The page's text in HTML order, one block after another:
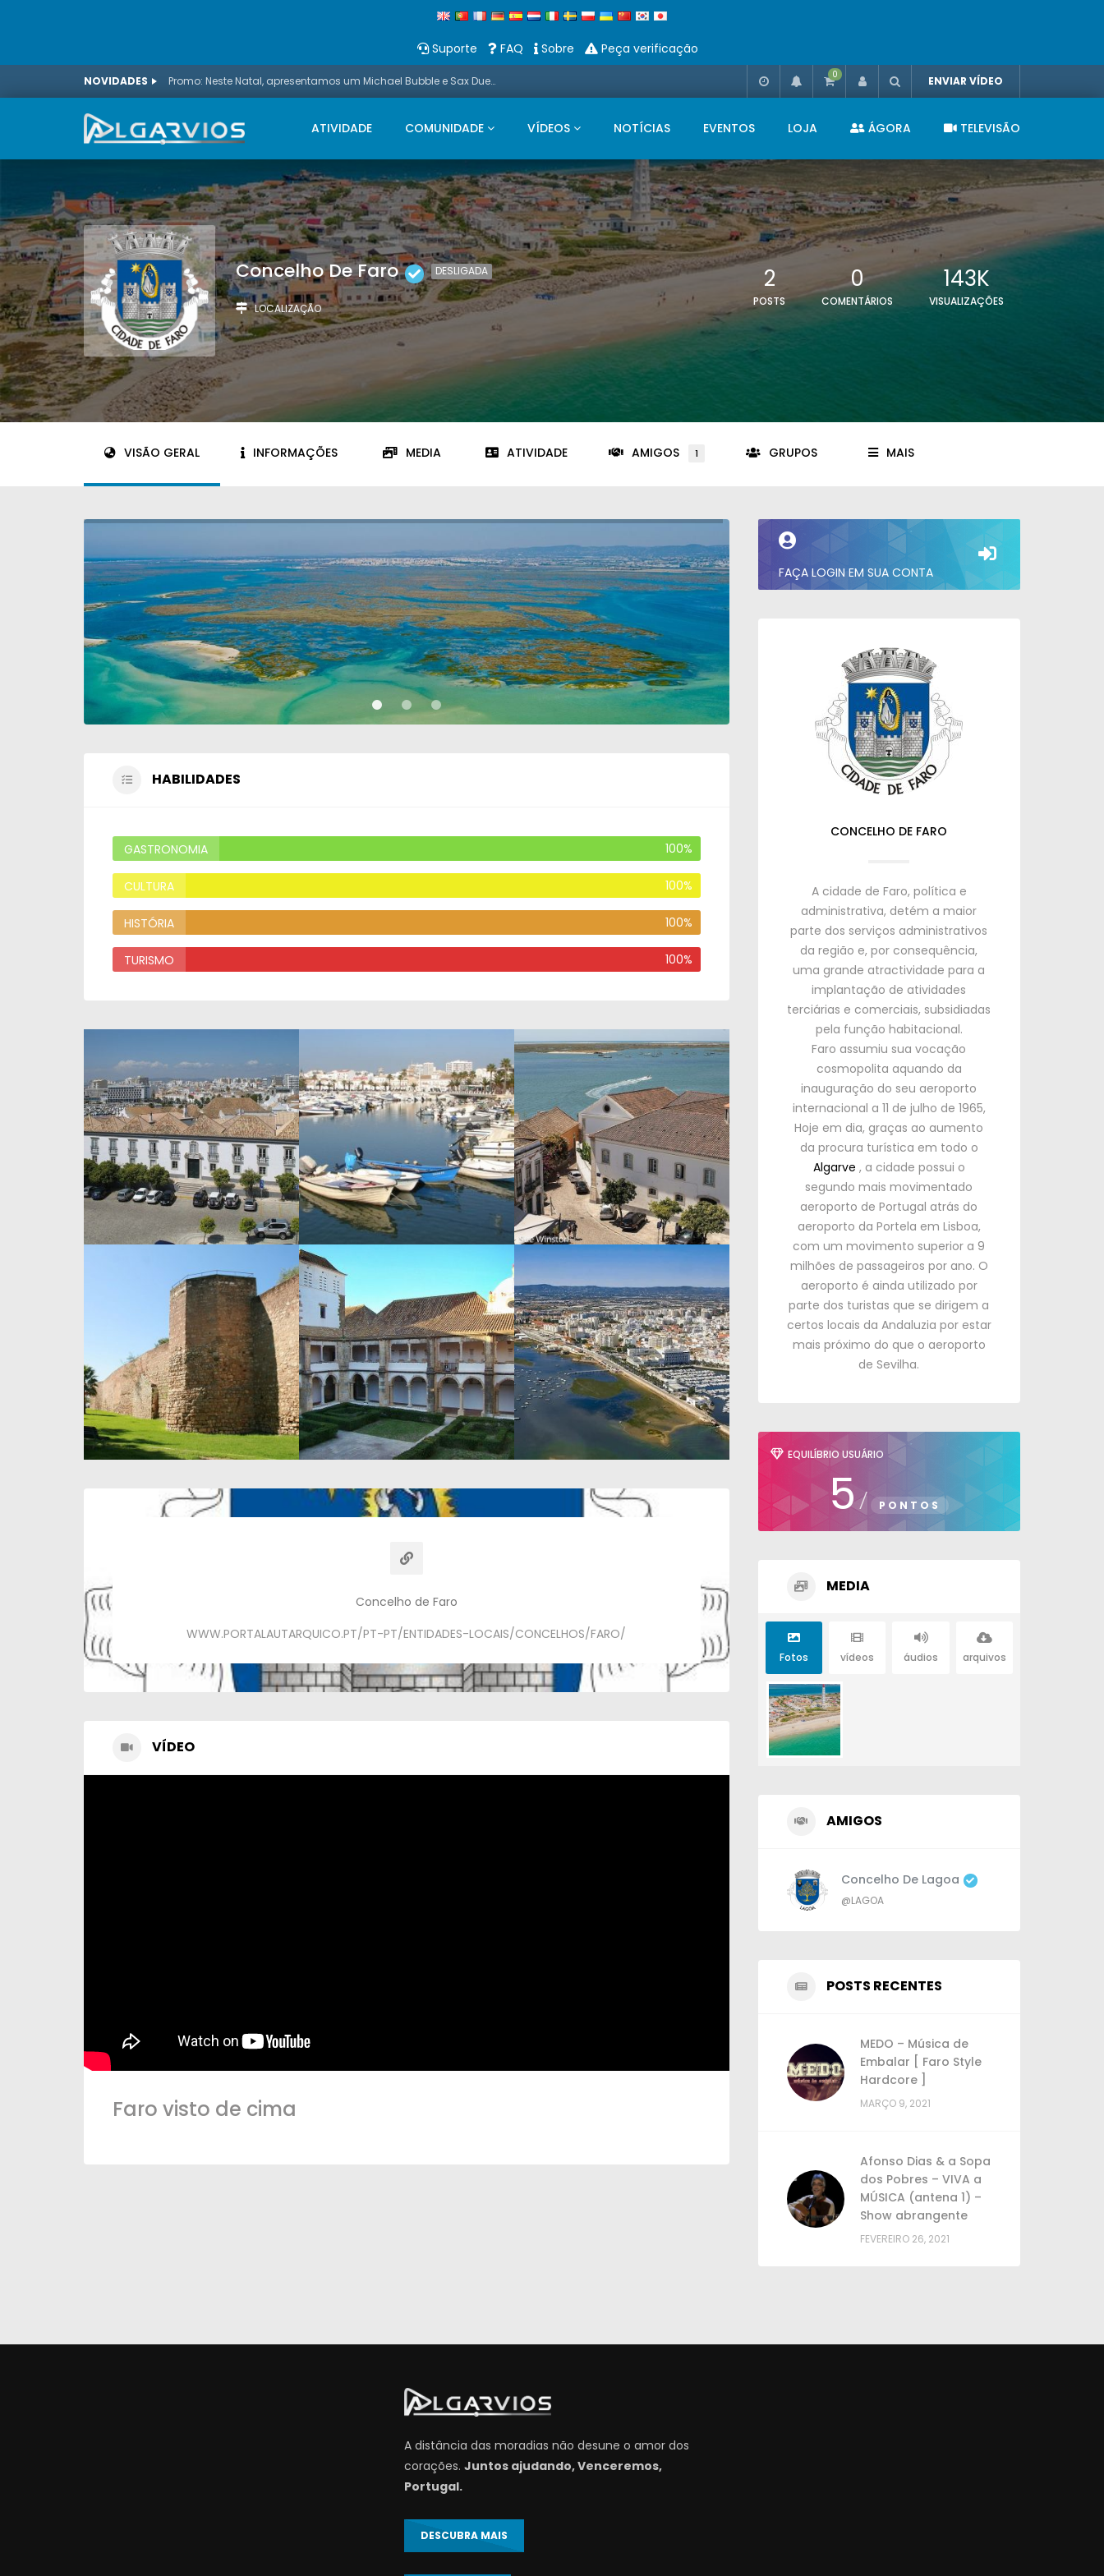
Suporte FAQ Sobre Peça verificação
NOVIDADES Promo: Neste Natal, apresentamos um Michael Bubble e Sax Duets 0 ENVIAR VÍDEO
ATIVIDADE COMUNIDADE VÍDEOS NOTÍCIAS EVENTOS LOJA ÁGORA TELEVISÃO
Concelho De Faro DESLIGADA
LOCALIZAÇÃO
2
POSTS
0
COMENTÁRIOS
143K
VISUALIZAÇÕES
VISÃO GERAL INFORMAÇÕES MEDIA ATIVIDADE AMIGOS 1 GRUPOS MAIS
HABILIDADES
GASTRONOMIA 100%
CULTURA 100%
HISTÓRIA 100%
TURISMO 100%
Concelho de Faro
WWW.PORTALAUTARQUICO.PT/PT-PT/ENTIDADES-LOCAIS/CONCELHOS/FARO/
VÍDEO
Faro visto de cima
FAÇA LOGIN EM SUA CONTA
CONCELHO DE FARO
A cidade de Faro, política e
administrativa, detém a maior
parte dos serviços administrativos
da região e,por consequência,
uma grande atractividade para a
implantação de atividades
terciárias e comerciais, subsidiadas
pela função habitacional.
Faro assumiu sua vocação
cosmopolita aquando da
inauguração do seu aeroporto
internacional a 11 de julho de 1965,
Hoje em dia, graças ao aumento
da procura turística em todo o
Algarve , a cidade possui o
segundo mais movimentado
aeroporto de Portugal atrás do
aeroporto da Portela em Lisboa,
com um movimento superior a 9
milhões de passageiros por ano. O
aeroporto é ainda utilizado por
parte dos turistas que se dirigem a
certos locais da Andaluzia por estar
mais próximo do que o aeroporto
de Sevilha.
EQUILÍBRIO USUÁRIO
5/ PONTOS
MEDIA
Fotos vídeos áudios arquivos
AMIGOS
Concelho De Lagoa
@LAGOA
POSTS RECENTES
MEDO – Música de
Embalar [ Faro Style
Hardcore ]
MARÇO 9, 2021
Afonso Dias & a Sopa
dos Pobres – VIVA a
MÚSICA (antena 1) –
Show abrangente
FEVEREIRO 26, 2021
A distância das moradias não desune o amor dos
corações. Juntos ajudando, Venceremos,
Portugal.
DESCUBRA MAIS